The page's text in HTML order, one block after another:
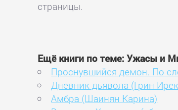
страницы.
Ещё книги по теме: Ужасы и
Проснувшийся демон. По
Дневник дьявола (Грин
Амбра (Шаинян Карина)